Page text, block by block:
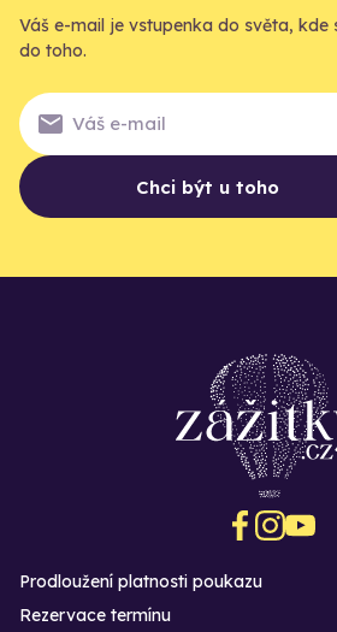
Váš e-mail je vstupenka do světa, kde
do toho.
Chci být u toho
Prodloužení platnosti poukazu
Rezervace termínu